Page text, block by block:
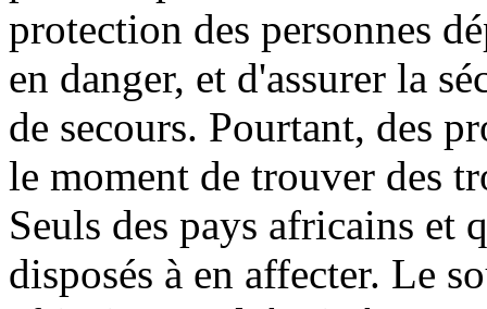
protection des personnes
en danger, et d'assurer la
de secours. Pourtant, des
le moment de trouver des
Seuls des pays africains et
disposés à en affecter. Le